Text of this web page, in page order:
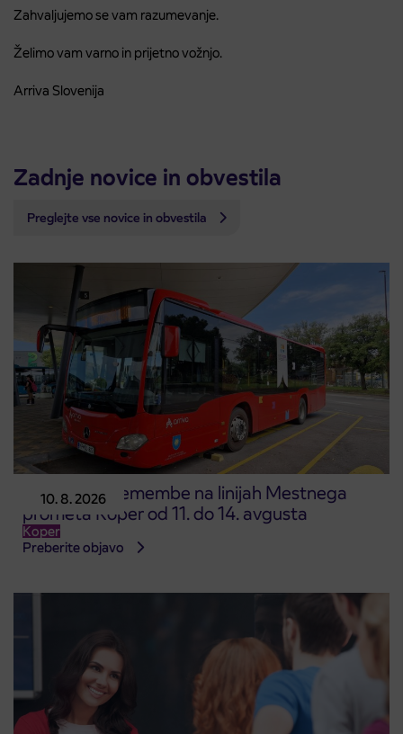
Zahvaljujemo se vam razumevanje.
Želimo vam varno in prijetno vožnjo.
Arriva Slovenija
Zadnje novice in obvestila
Preglejte vse novice in obvestila
10. 8. 2026
Začasne spremembe na linijah Mestnega
prometa Koper od 11. do 14. avgusta
Koper
Preberite objavo